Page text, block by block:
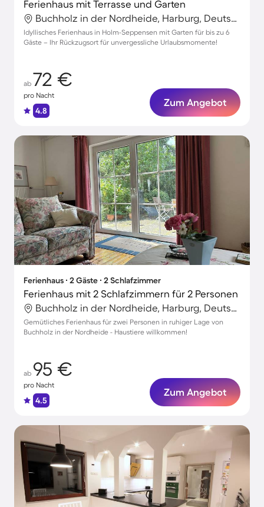
Ferienhaus mit Terrasse und Garten
Buchholz in der Nordheide, Harburg, Deutschland
Idyllisches Ferienhaus in Holm-Seppensen mit Garten für bis zu 6
Gäste – Ihr Rückzugsort für unvergessliche Urlaubsmomente!
ab 72 €
pro Nacht
4.8
Zum Angebot
Ferienhaus ∙ 2 Gäste ∙ 2 Schlafzimmer
Ferienhaus mit 2 Schlafzimmern für 2 Personen
Buchholz in der Nordheide, Harburg, Deutschland
Gemütliches Ferienhaus für zwei Personen in ruhiger Lage von
Buchholz in der Nordheide - Haustiere willkommen!
ab 95 €
pro Nacht
4.5
Zum Angebot